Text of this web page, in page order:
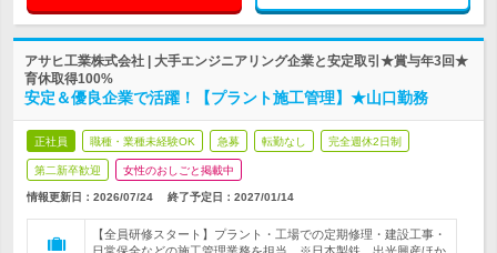
アサヒ工業株式会社 | 大手エンジニアリング企業と安定取引★賞与年3回★
育休取得100%
安定＆優良企業で活躍！【プラント施工管理】★山口勤務
正社員 職種・業種未経験OK 急募 転勤なし 完全週休2日制
第二新卒歓迎 女性のおしごと掲載中
情報更新日：2026/07/24 終了予定日： 2027/01/14
【全員研修スタート】プラント・工場での定期修理・建設工事・